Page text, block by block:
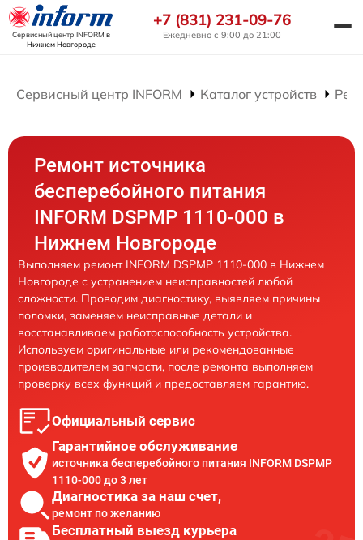
Сервисный центр INFORM в
Нижнем Новгороде
+7 (831) 231-09-76
Ежедневно с 9:00 до 21:00
Сервисный центр INFORM Каталог устройств
Ремонт источника
бесперебойного питания
INFORM DSPMP 1110-000 в
Нижнем Новгороде
Выполняем ремонт INFORM DSPMP 1110-000 в Нижнем
Новгороде с устранением неисправностей любой
сложности. Проводим диагностику, выявляем причины
поломки, заменяем неисправные детали и
восстанавливаем работоспособность устройства.
Используем оригинальные или рекомендованные
производителем запчасти, после ремонта выполняем
проверку всех функций и предоставляем гарантию.
Официальный сервис
Гарантийное обслуживание
источника бесперебойного питания INFORM DSPMP
1110-000 до 3 лет
Диагностика за наш счет,
ремонт по желанию
Бесплатный выезд курьера